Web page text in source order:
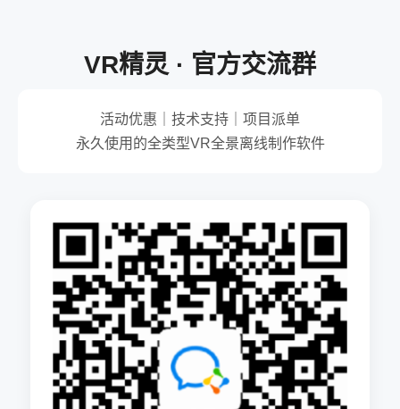
VR精灵 · 官方交流群
活动优惠｜技术支持｜项目派单
永久使用的全类型VR全景离线制作软件